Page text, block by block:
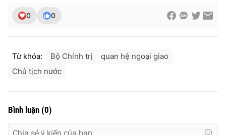
0 0
Từ khóa: Bộ Chính trị
quan hệ ngoại giao
Chủ tịch nước
Bình luận (0)